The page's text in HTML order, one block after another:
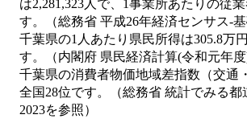
は2,281,323人で、1事業所あたりの従
す。（総務省 平成26年経済センサス‐基
千葉県の1人あたり県民所得は305.8万
す。（内閣府 県民経済計算(令和元年度
千葉県の消費者物価地域差指数（交通
全国28位です。（総務省 統計でみる都
2023を参照）